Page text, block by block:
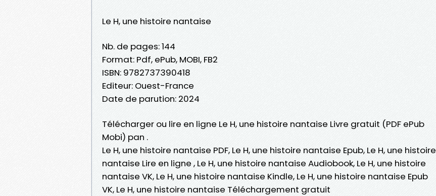
Le H, une histoire nantaise
Nb. de pages: 144
Format: Pdf, ePub, MOBI, FB2
ISBN: 9782737390418
Editeur: Ouest-France
Date de parution: 2024
Télécharger ou lire en ligne Le H, une histoire nantaise Livre gratuit (PDF ePub
Mobi) pan .
Le H, une histoire nantaise PDF, Le H, une histoire nantaise Epub, Le H, une histoire
nantaise Lire en ligne , Le H, une histoire nantaise Audiobook, Le H, une histoire
nantaise VK, Le H, une histoire nantaise Kindle, Le H, une histoire nantaise Epub
VK, Le H, une histoire nantaise Téléchargement gratuit